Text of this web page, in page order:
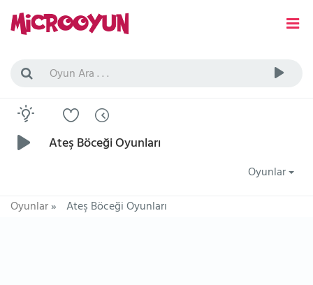
Ateş Böceği Oyunları
Oyunlar
Oyunlar» Ateş Böceği Oyunları